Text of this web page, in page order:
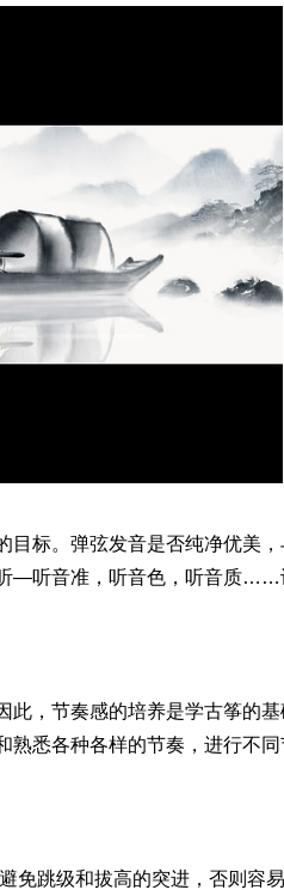
标。弹弦发音是否纯净优美，
—听音准，听音色，听音质……
，节奏感的培养是学古筝的基
悉各种各样的节奏，进行不
跳级和拔高的突进，否则容